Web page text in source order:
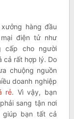
hàng đầu
điện tử như
cấp cho người
cả rất hợp lý. Do
chuộng nguồn
doanh nghiệp
rẻ. Vì vậy, bạn
sang tận nơi
giúp bạn tất cả